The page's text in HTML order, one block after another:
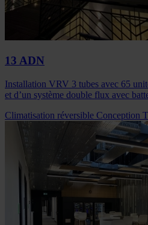
13 ADN
Installation VRV 3 tubes avec 65
et d’un système double flux avec
Climatisation réversible Conception